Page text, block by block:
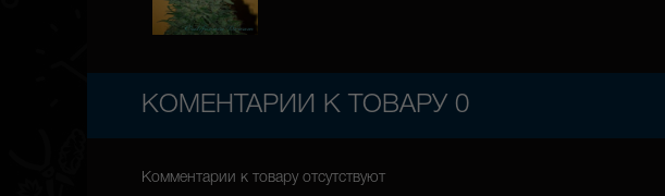
КОМЕНТАРИИ К ТОВАРУ 0
Комментарии к товару отсутствуют